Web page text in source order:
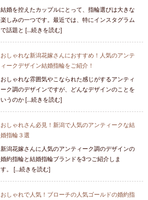
結婚を控えたカップルにとって、指輪選びは大きな
楽しみの一つです。最近では、特にインスタグラム
で話題と [...続きを読む]
おしゃれな新潟花嫁さんにおすすめ！人気のアンテ
ィークデザイン結婚指輪をご紹介！
おしゃれな雰囲気やこなられた感じがするアンティ
ーク調のデザインですが、どんなデザインのことを
いうのか [...続きを読む]
おしゃれさん必見！新潟で人気のアンティークな結
婚指輪３選
新潟花嫁さんに人気のアンティーク調のデザインの
婚約指輪と結婚指輪ブランドを3つご紹介しま
す。 [...続きを読む]
おしゃれで人気！ブローチの人気ゴールドの婚約指